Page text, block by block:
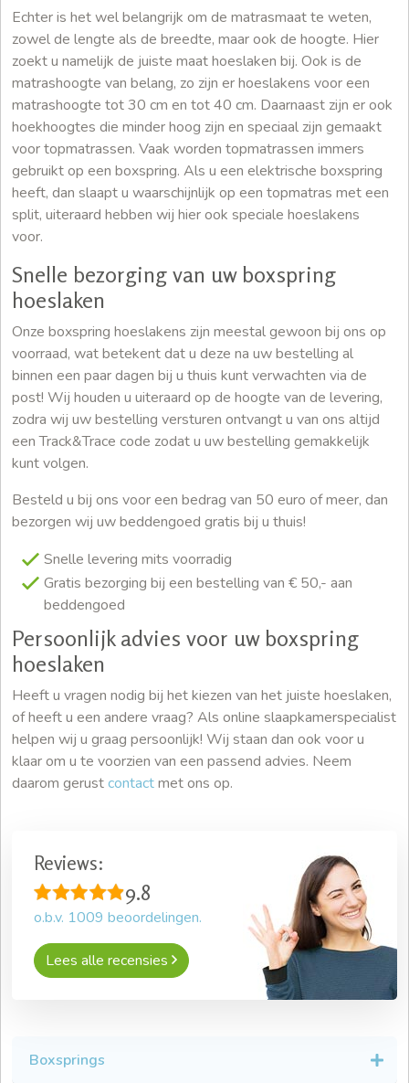
Echter is het wel belangrijk om de matrasmaat te weten,
zowel de lengte als de breedte, maar ook de hoogte. Hier
zoekt u namelijk de juiste maat hoeslaken bij. Ook is de
matrashoogte van belang, zo zijn er hoeslakens voor een
matrashoogte tot 30 cm en tot 40 cm. Daarnaast zijn er ook
hoekhoogtes die minder hoog zijn en speciaal zijn gemaakt
voor topmatrassen. Vaak worden topmatrassen immers
gebruikt op een boxspring. Als u een elektrische boxspring
heeft, dan slaapt u waarschijnlijk op een topmatras met een
split, uiteraard hebben wij hier ook speciale hoeslakens
voor.
Snelle bezorging van uw boxspring
hoeslaken
Onze boxspring hoeslakens zijn meestal gewoon bij ons op
voorraad, wat betekent dat u deze na uw bestelling al
binnen een paar dagen bij u thuis kunt verwachten via de
post! Wij houden u uiteraard op de hoogte van de levering,
zodra wij uw bestelling versturen ontvangt u van ons altijd
een Track&Trace code zodat u uw bestelling gemakkelijk
kunt volgen.
Besteld u bij ons voor een bedrag van 50 euro of meer, dan
bezorgen wij uw beddengoed gratis bij u thuis!
Snelle levering mits voorradig
Gratis bezorging bij een bestelling van € 50,- aan
beddengoed
Persoonlijk advies voor uw boxspring
hoeslaken
Heeft u vragen nodig bij het kiezen van het juiste hoeslaken,
of heeft u een andere vraag? Als online slaapkamerspecialist
helpen wij u graag persoonlijk! Wij staan dan ook voor u
klaar om u te voorzien van een passend advies. Neem
daarom gerustcontactmet ons op.
Reviews:
9.8
o.b.v. 1009 beoordelingen.
Lees alle recensies
Boxsprings